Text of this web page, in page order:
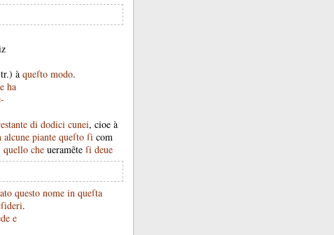
.) à queſto modo.
ha
di dodici cunei, cioe à
alcune piante queſto ſi com
quello che ueramẽte ſi deue
questo nome in queſta
.
e